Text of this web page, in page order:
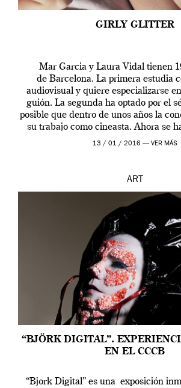
GIRLY GLITTER
Mar Garcia y Laura Vidal tienen
de Barcelona. La primera estudia
audiovisual y quiere especializarse
guión. La segunda ha optado por el
posible que dentro de unos años la
su trabajo como cineasta. Ahora se
contarnos una […]
13 / 01 / 2016 — VER MÁS
ART
“BJÖRK DIGITAL”.
EN EL CCCB
“Bjork Digital” es una exposición